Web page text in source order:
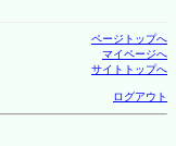
ページトップへ
マイページへ
サイトトップへ
ログアウト